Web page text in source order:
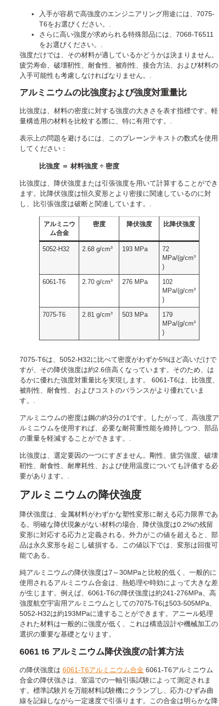
入手が容易で高強度のエンジニアリング用途には、7075-
T6をお選びください。.
さらに高い強度が求められる特殊部品には、7068-T6511
をお選びください。.
強度だけでは、その材料が適しているかどうかは決まりません。
疲労寿命、破壊靭性、耐食性、被削性、接合方法、および材料の
入手可能性も考慮しなければなりません。.
アルミニウムの比強度および強度対重量比
比強度は、材料の密度に対する強度の大きさを表す指標です。軽
量構造用の材料を比較する際に、特に有用です。.
表示上の問題を避けるには、このプレーンテキストの数式を使用
してください：
比強度 ＝ 材料強度 ÷ 密度
比強度は、降伏強度または引張強度を用いて計算することができ
ます。比降伏強度は恒久変形とより密接に関連しているのに対
し、比引張強度は破断と関連しています。.
アルミニウ
ム合金
密度 降伏強度 比降伏強度
5052-H32 2.68 g/cm³ 193 MPa
72
MPa/(g/cm³
)
6061-T6 2.70 g/cm³ 276 MPa
102
MPa/(g/cm³
)
7075-T6 2.81 g/cm³ 503 MPa
179
MPa/(g/cm³
)
7075-T6は、5052-H32に比べて密度がわずか5%ほど高いだけで
すが、その降伏強度は約2.6倍高くなっています。そのため、は
るかに優れた強度対重量比を実現します。 6061-T6は、比強度、
被削性、耐食性、およびコストのバランスがより優れていま
す。.
アルミニウムの密度は鋼の約3分の1です。したがって、高強度ア
ルミニウムを使用すれば、必要な耐荷重性能を維持しつつ、部品
の重量を軽減することができます。.
比強度は、選定要因の一つにすぎません。剛性、疲労強度、破壊
靭性、耐食性、耐摩耗性、および使用温度についても評価する必
要があります。.
アルミニウムの降伏強度
降伏強度は、金属材料がわずかな塑性変形に耐える応力限界であ
る。明確な降伏現象がない材料の場合、降伏強度は0.2%の残留
変形に対応する応力と定義される。外力がこの値を超えると、部
品は永久変形を起こし破損する。この値以下では、変形は回復可
能である。
純アルミニウムの降伏強度は7～30MPaと比較的低く、一般的に
使用されるアルミニウム合金は、熱処理や時効によって大きな差
が生じます。例えば、6061-T6の降伏強度は約241-276MPa、高
強度航空宇宙用アルミニウムとしての7075-T6は503-505MPa、
5052-H32は約193MPaに達することができます。アニール処理
された材料は一般的に強度が低く、これは構造設計や機械加工の
選択の重要な基礎となります。
6061 t6 アルミニウム降伏強度の計算方法
の降伏強度は 6061-T6アルミニウム合金 6061-T6アルミニウム
合金の降伏強さは、室温での一軸引張試験によって測定されま
す。標準試験片を万能材料試験機にクランプし、応力-ひずみ曲
線を記録しながら一定速度で引張ります。この合金は明らかな降